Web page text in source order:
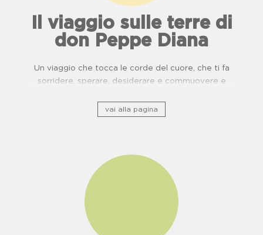
Il viaggio sulle terre di
don Peppe Diana
Un viaggio che tocca le corde del cuore, che ti fa
sorridere, sperare, desiderare e commuovere e
di usanze, cucina e buone pratiche.
vai alla pagina